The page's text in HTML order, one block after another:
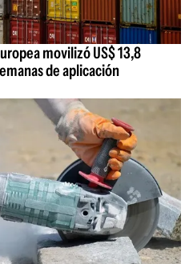
movilizó US$ 13,8
de aplicación